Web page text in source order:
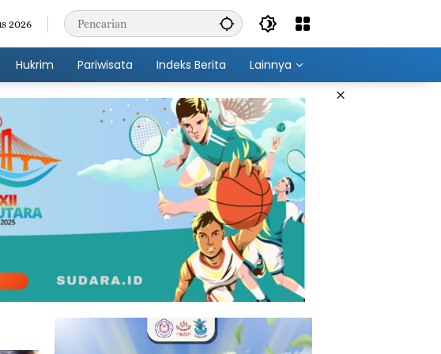
2026
Hukrim Pariwisata Indeks Berita Lainnya
×